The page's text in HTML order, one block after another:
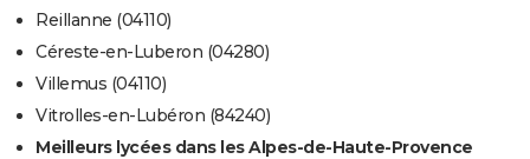
Reillanne (04110)
Céreste-en-Luberon (04280)
Villemus (04110)
Vitrolles-en-Lubéron (84240)
Meilleurs lycées dans les Alpes-de-Haute-Provence